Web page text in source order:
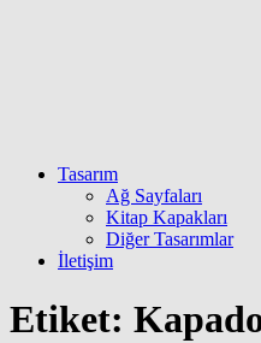
Tasarım
Ağ Sayfaları
Kitap Kapakları
Diğer Tasarımlar
İletişim
Etiket: